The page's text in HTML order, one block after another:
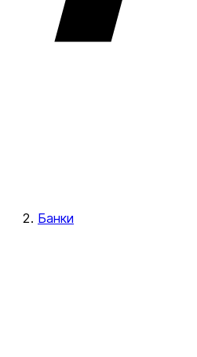
Банки